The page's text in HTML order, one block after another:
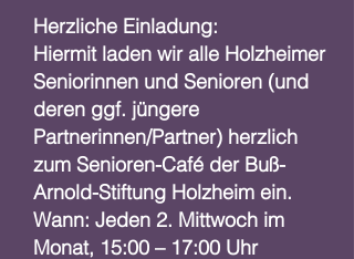
Herzliche Einladung:
Hiermit laden wir alle Holzheimer
Seniorinnen und Senioren (und
deren ggf. jüngere
Partnerinnen/Partner) herzlich
zum Senioren-Café der Buß-
Arnold-Stiftung Holzheim ein.
Wann: Jeden 2. Mittwoch im
Monat, 15:00 – 17:00 Uhr